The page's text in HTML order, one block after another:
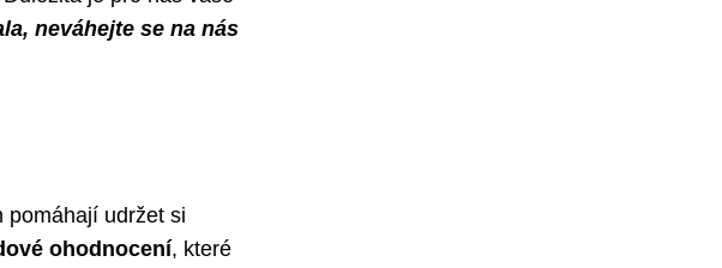
neváhejte se na nás
pomáhají udržet si
ohodnocení, které